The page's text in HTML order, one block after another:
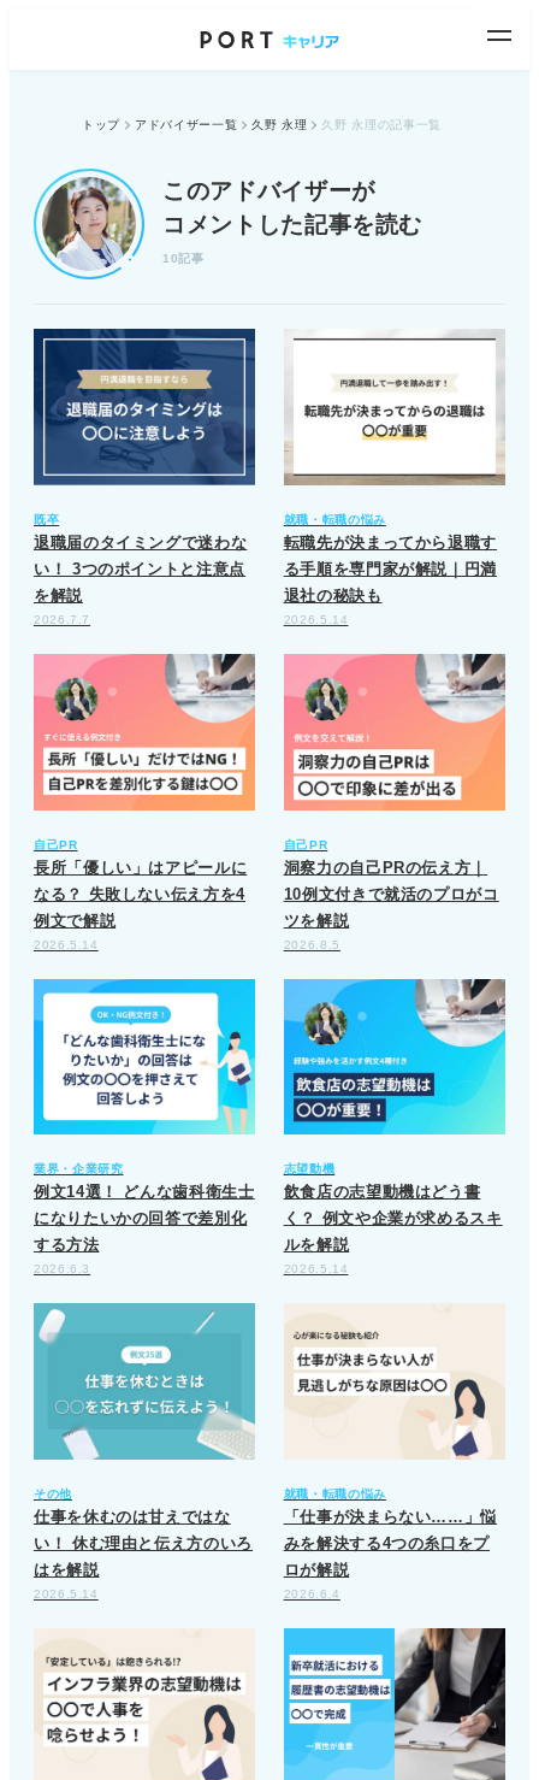
トップ アドバイザー一覧 久野 永理 久野 永理の記事一覧
このアドバイザーが
コメントした記事を読む
10記事
既卒
退職届のタイミングで迷わな
い！ 3つのポイントと注意点
を解説
2026.7.7
就職・転職の悩み
転職先が決まってから退職す
る手順を専門家が解説｜円満
退社の秘訣も
2026.5.14
自己PR
長所「優しい」はアピールに
なる？ 失敗しない伝え方を4
例文で解説
2026.5.14
自己PR
洞察力の自己PRの伝え方｜
10例文付きで就活のプロがコ
ツを解説
2026.8.5
業界・企業研究
例文14選！ どんな歯科衛生士
になりたいかの回答で差別化
する方法
2026.6.3
志望動機
飲食店の志望動機はどう書
く？ 例文や企業が求めるスキ
ルを解説
2026.5.14
その他
仕事を休むのは甘えではな
い！ 休む理由と伝え方のいろ
はを解説
2026.5.14
就職・転職の悩み
「仕事が決まらない……」悩
みを解決する4つの糸口をプ
ロが解説
2026.6.4